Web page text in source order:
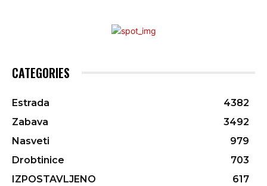
CATEGORIES
Estrada
4382
Zabava
3492
Nasveti
979
Drobtinice
703
IZPOSTAVLJENO
617